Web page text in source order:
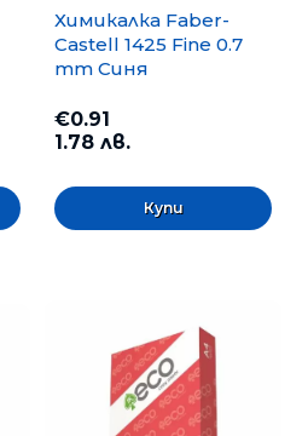
Химикалка Faber-
Castell 1425 Fine 0.7
mm Синя
€0.91
1.78 лв.